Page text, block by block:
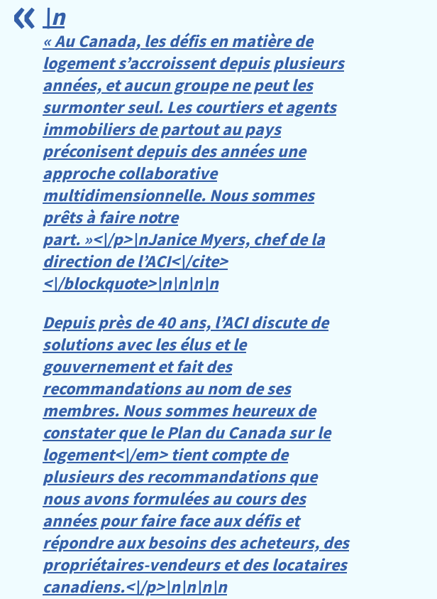
\n
« Au Canada, les défis en matière de
logement s’accroissent depuis plusieurs
années, et aucun groupe ne peut les
surmonter seul. Les courtiers et agents
immobiliers de partout au pays
préconisent depuis des années une
approche collaborative
multidimensionnelle. Nous sommes
prêts à faire notre
part. »<\/p>\nJanice Myers, chef de la
direction de l’ACI<\/cite>
<\/blockquote>\n\n\n\n
Depuis près de 40 ans, l’ACI discute de
solutions avec les élus et le
gouvernement et fait des
recommandations au nom de ses
membres. Nous sommes heureux de
constater que lePlan du Canada sur le
logement<\/em> tient compte de
plusieurs des recommandations que
nous avons formulées au cours des
années pour faire face aux défis et
répondre aux besoins des acheteurs, des
propriétaires-vendeurs et des locataires
canadiens.<\/p>\n\n\n\n